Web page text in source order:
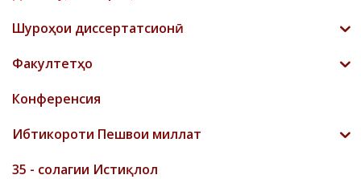
Шyроҳои диссертатсионӣ
Факултетҳо
Конференсия
Ибтикороти Пешвои миллат
35 - солагии Истиқлол